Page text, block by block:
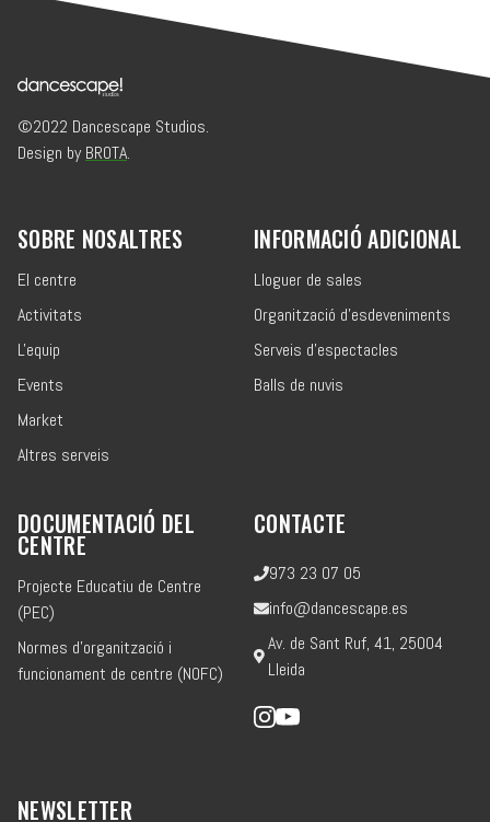
©2022 Dancescape Studios.
Design by BROTA.
SOBRE NOSALTRES
El centre
Activitats
L'equip
Events
Market
Altres serveis
INFORMACIÓ ADICIONAL
Lloguer de sales
Organització d'esdeveniments
Serveis d'espectacles
Balls de nuvis
CONTACTE
973 23 07 05
info@dancescape.es
Av. de Sant Ruf, 41, 25004
Lleida
DOCUMENTACIÓ DEL
CENTRE
Projecte Educatiu de Centre
(PEC)
Normes d'organització i
funcionament de centre (NOFC)
NEWSLETTER